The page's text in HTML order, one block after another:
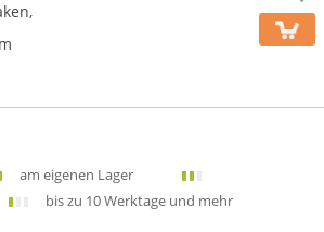
am eigenen Lager
bis zu 10 Werktage und mehr